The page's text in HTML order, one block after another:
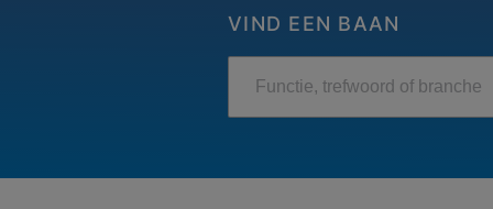
VIND EEN BAAN
Functie, trefwoord of branche